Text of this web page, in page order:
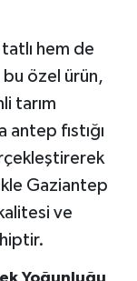
hem de
bu özel ürün,
tarım
fıstığı
Gaziantep
ve